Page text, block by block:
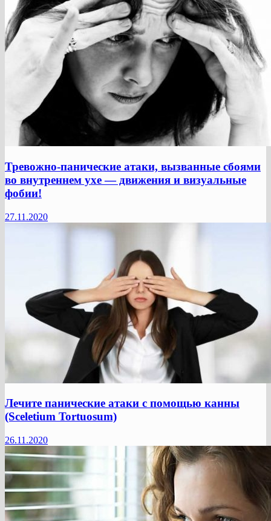
Тревожно-панические атаки, вызванные сбоями
во внутреннем ухе — движения и визуальные
фобии!
27.11.2020
Лечите панические атаки с помощью канны
(Sceletium Tortuosum)
26.11.2020